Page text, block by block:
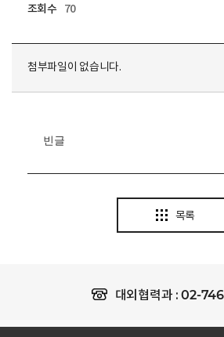
조회수
70
첨부파일이 없습니다.
빈글
목록
대외협력과 :02-